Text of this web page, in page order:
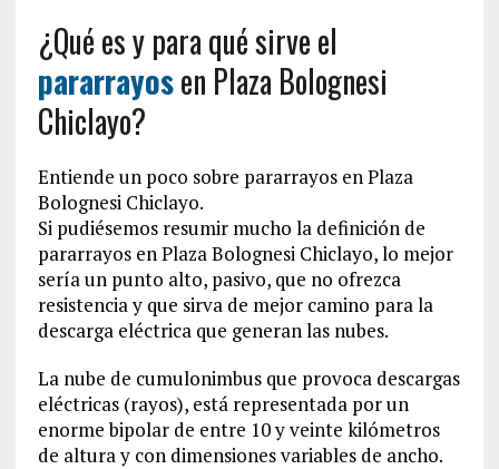
¿Qué es y para qué sirve el
pararrayosen Plaza Bolognesi
Chiclayo?
Entiende un poco sobre pararrayos en Plaza
Bolognesi Chiclayo.
Si pudiésemos resumir mucho la definición de
pararrayos en Plaza Bolognesi Chiclayo, lo mejor
sería un punto alto, pasivo, que no ofrezca
resistencia y que sirva de mejor camino para la
descarga eléctrica que generan las nubes.
La nube de cumulonimbus que provoca descargas
eléctricas (rayos), está representada por un
enorme bipolar de entre 10 y veinte kilómetros
de altura y con dimensiones variables de ancho.